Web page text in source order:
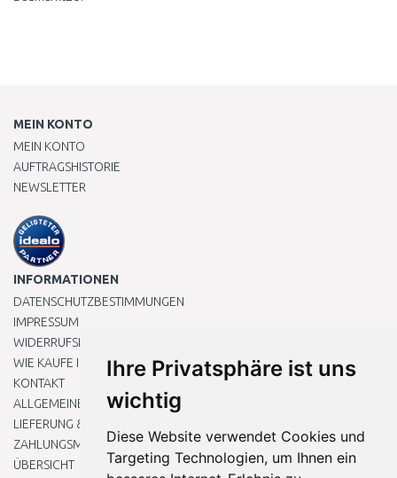
Ihre Privatsphäre ist uns
wichtig
Diese Website verwendet Cookies und
Targeting Technologien, um Ihnen ein
MEIN KONTO
MEIN KONTO
AUFTRAGSHISTORIE
NEWSLETTER
INFORMATIONEN
DATENSCHUTZBESTIMMUNGEN
IMPRESSUM
WIDERRUFSRECHT
WIE KAUFE ICH EIN?
KONTAKT
ALLGEMEINEN GESCHÄFTSBEDINGUNGEN
LIEFERUNG & ZAHLUNG
ZAHLUNGSMETHODEN
ÜBERSICHT